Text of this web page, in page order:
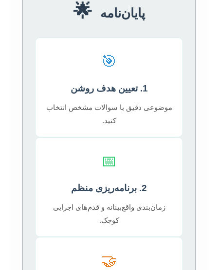
پایان‌نامه 🌟
🎯
1. تعیین هدف روشن
موضوعی دقیق با سوالات مشخص انتخاب
کنید.
📅
2. برنامه‌ریزی منظم
زمان‌بندی واقع‌بینانه و قدم‌های اجرایی
کوچک.
🤝